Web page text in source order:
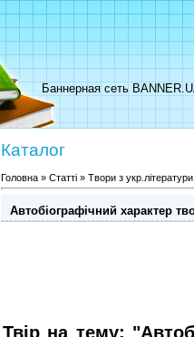
Баннерная сеть
Каталог
Головна » Статті » Твори з укр.літератури
Автобіографічний характер
Твір на тему: